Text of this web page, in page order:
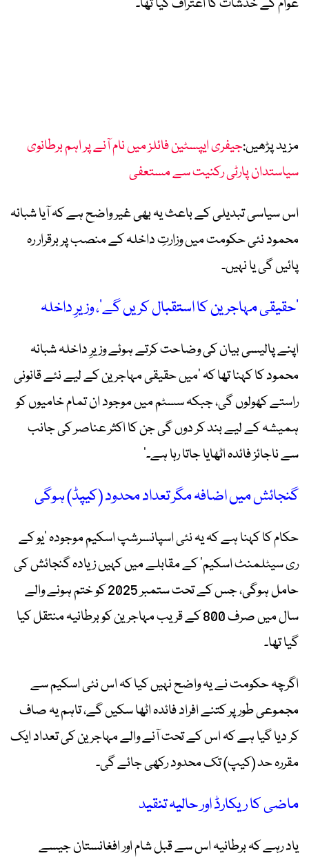
عوام کے خدشات کا اعتراف کیا تھا۔
مزید پڑھیں:جیفری ایپسٹین فائلز میں نام آنے پر اہم برطانوی
سیاستدان پارٹی رکنیت سے مستعفی
اس سیاسی تبدیلی کے باعث یہ بھی غیر واضح ہے کہ آیا شبانہ
محمود نئی حکومت میں وزارتِ داخلہ کے منصب پر برقرار رہ
پائیں گی یا نہیں۔
’حقیقی مہاجرین کا استقبال کریں گے‘، وزیرِ داخلہ
اپنے پالیسی بیان کی وضاحت کرتے ہوئے وزیرِ داخلہ شبانہ
محمود کا کہنا تھا کہ ’میں حقیقی مہاجرین کے لیے نئے قانونی
راستے کھولوں گی، جبکہ سسٹم میں موجود ان تمام خامیوں کو
ہمیشہ کے لیے بند کر دوں گی جن کا اکثر عناصر کی جانب
سے ناجائز فائدہ اٹھایا جاتا رہا ہے۔‘
گنجائش میں اضافہ مگر تعداد محدود (کیپڈ) ہوگی
حکام کا کہنا ہے کہ یہ نئی اسپانسرشپ اسکیم موجودہ ’یو کے
ری سیٹلمنٹ اسکیم‘ کے مقابلے میں کہیں زیادہ گنجائش کی
حامل ہوگی، جس کے تحت ستمبر 2025 کو ختم ہونے والے
سال میں صرف 800 کے قریب مہاجرین کو برطانیہ منتقل کیا
گیا تھا۔
اگرچہ حکومت نے یہ واضح نہیں کیا کہ اس نئی اسکیم سے
مجموعی طور پر کتنے افراد فائدہ اٹھا سکیں گے، تاہم یہ صاف
کر دیا گیا ہے کہ اس کے تحت آنے والے مہاجرین کی تعداد ایک
مقررہ حد (کیپ) تک محدود رکھی جائے گی۔
ماضی کا ریکارڈ اور حالیہ تنقید
یاد رہے کہ برطانیہ اس سے قبل شام اور افغانستان جیسے